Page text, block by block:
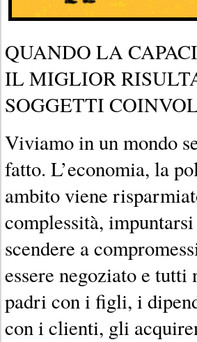
QUANDO LA
IL MIGLIOR
SOGGETTI
Viviamo in un mondo
fatto. L’economia, la
ambito viene
complessità,
scendere a
essere negoziato e
padri con i figli, i
con i clienti, gli